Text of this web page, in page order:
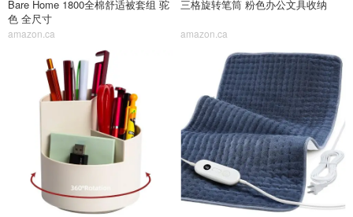
Bare Home 1800全棉舒适被套组 驼
色 全尺寸
amazon.ca
三格旋转笔筒 粉色办公文具收纳
amazon.ca